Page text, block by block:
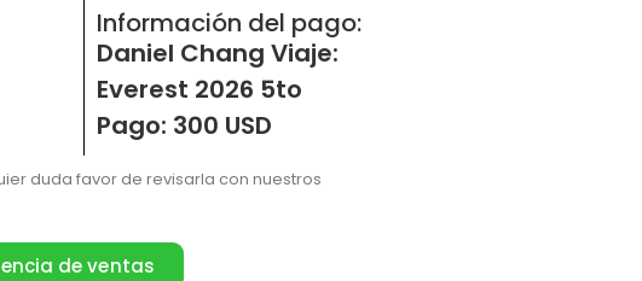
Información del pago:
Daniel Chang Viaje:
Everest 2026 5to
Pago: 300 USD
duda favor de revisarla con nuestros
de ventas